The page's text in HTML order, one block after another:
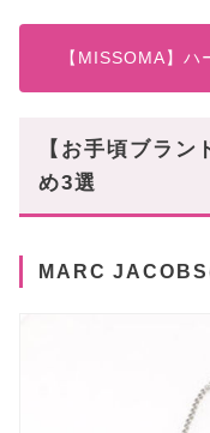
【MISSOMA】
【お手頃ブラ
め3選
MARC